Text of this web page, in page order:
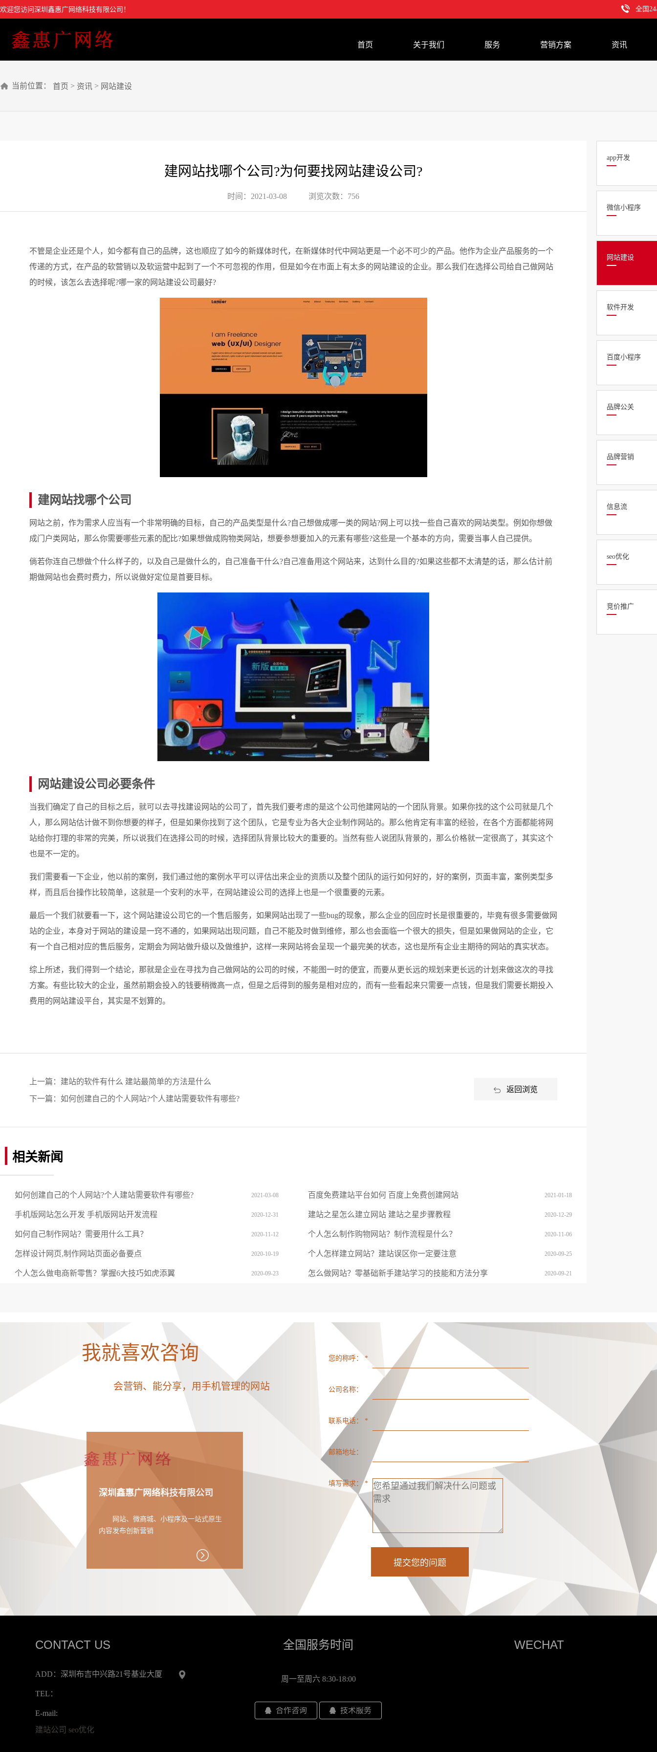
欢迎您访问深圳鑫惠广网络科技有限公司！ 全国
首页 关于我们 服务 营销方案 资讯
当前位置： 首页 > 资讯 > 网站建设
建网站找哪个公司?为何要找网站建设公司?
时间： 2021-03-08 浏览次数： 756
不管是企业还是个人，如今都有自己的品牌，这也顺应了如今的新媒体时代，在新媒体时代中网站更是一个必不可少的产品。他作为企业产品服务的一个
传递的方式，在产品的软营销以及软运营中起到了一个不可忽视的作用，但是如今在市面上有太多的网站建设的企业。那么我们在选择公司给自己做网站
的时候，该怎么去选择呢?哪一家的网站建设公司最好?
建网站找哪个公司
网站之前，作为需求人应当有一个非常明确的目标，自己的产品类型是什么?自己想做成哪一类的网站?网上可以找一些自己喜欢的网站类型。例如你想做
成门户类网站，那么你需要哪些元素的配比?如果想做成购物类网站，想要参想要加入的元素有哪些?这些是一个基本的方向，需要当事人自己提供。
倘若你连自己想做个什么样子的，以及自己是做什么的，自己准备干什么?自己准备用这个网站来，达到什么目的?如果这些都不太清楚的话，那么估计前
期做网站也会费时费力，所以说做好定位是首要目标。
网站建设公司必要条件
当我们确定了自己的目标之后，就可以去寻找建设网站的公司了，首先我们要考虑的是这个公司他建网站的一个团队背景。如果你找的这个公司就是几个
人，那么网站估计做不到你想要的样子，但是如果你找到了这个团队，它是专业为各大企业制作网站的。那么他肯定有丰富的经验，在各个方面都能将网
站给你打理的非常的完美，所以说我们在选择公司的时候，选择团队背景比较大的重要的。当然有些人说团队背景的，那么价格就一定很高了，其实这个
也是不一定的。
我们需要看一下企业，他以前的案例，我们通过他的案例水平可以评估出来企业的资质以及整个团队的运行如何好的，好的案例，页面丰富，案例类型多
样，而且后台操作比较简单，这就是一个安利的水平，在网站建设公司的选择上也是一个很重要的元素。
最后一个我们就要看一下，这个网站建设公司它的一个售后服务，如果网站出现了一些bug的现象，那么企业的回应时长是很重要的，毕竟有很多需要做网
站的企业，本身对于网站的建设是一窍不通的，如果网站出现问题，自己不能及时做到维修，那么也会面临一个很大的损失，但是如果做网站的企业，它
有一个自己相对应的售后服务，定期会为网站做升级以及做维护，这样一来网站将会呈现一个最完美的状态，这也是所有企业主期待的网站的真实状态。
综上所述，我们得到一个结论，那就是企业在寻找为自己做网站的公司的时候，不能图一时的便宜，而要从更长远的规划来更长远的计划来做这次的寻找
方案。有些比较大的企业，虽然前期会投入的钱要稍微高一点，但是之后得到的服务是相对应的，而有一些看起来只需要一点钱，但是我们需要长期投入
费用的网站建设平台，其实是不划算的。
上一篇： 建站的软件有什么 建站最简单的方法是什么
下一篇： 如何创建自己的个人网站?个人建站需要软件有哪些?
返回浏览
相关新闻
如何创建自己的个人网站?个人建站需要软件有哪些? 2021-03-08 百度免费建站平台如何 百度上免费创建网站 2021-01-18
手机版网站怎么开发 手机版网站开发流程 2020-12-31 建站之星怎么建立网站 建站之星步骤教程 2020-12-29
如何自己制作网站？需要用什么工具？ 2020-11-12 个人怎么制作购物网站？制作流程是什么？ 2020-11-06
怎样设计网页,制作网站页面必备要点 2020-10-19 个人怎样建立网站？建站误区你一定要注意 2020-09-25
个人怎么做电商新零售？掌握6大技巧如虎添翼 2020-09-23 怎么做网站？零基础新手建站学习的技能和方法分享 2020-09-21
app开发
微信小程序
网站建设
软件开发
百度小程序
品牌公关
品牌营销
信息流
seo优化
竞价推广
我就喜欢咨询
会营销、能分享，用手机管理的网站
深圳鑫惠广网络科技有限公司
网站、微商城、小程序及一站式原生
内容发布创新营销
您的称呼： *
公司名称：
联系电话： *
邮箱地址：
填写需求： *
CONTACT US
ADD：深圳布吉中兴路21号基业大厦
TEL：
E-mail:
建站公司 seo优化
全国服务时间
周一至周六 8:30-18:00
合作咨询 技术服务
WECHAT